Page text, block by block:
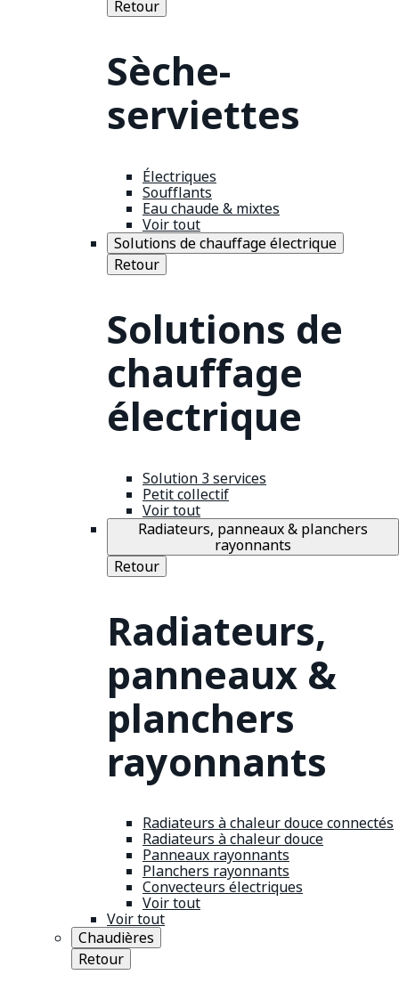
Retour
Sèche-
serviettes
Électriques
Soufflants
Eau chaude & mixtes
Voir tout
Solutions de chauffage électrique
Retour
Solutions de
chauffage
électrique
Solution 3 services
Petit collectif
Voir tout
Radiateurs, panneaux & planchers
rayonnants
Retour
Radiateurs,
panneaux &
planchers
rayonnants
Radiateurs à chaleur douce connectés
Radiateurs à chaleur douce
Panneaux rayonnants
Planchers rayonnants
Convecteurs électriques
Voir tout
Voir tout
Chaudières
Retour